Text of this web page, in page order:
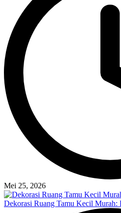
Mei 25, 2026
Dekorasi Ruang Tamu Kecil Murah: